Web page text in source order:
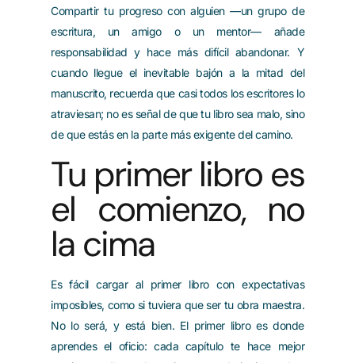
Compartir tu progreso con alguien —un grupo de
escritura, un amigo o un mentor— añade
responsabilidad y hace más difícil abandonar. Y
cuando llegue el inevitable bajón a la mitad del
manuscrito, recuerda que casi todos los escritores lo
atraviesan; no es señal de que tu libro sea malo, sino
de que estás en la parte más exigente del camino.
Tu primer libro es
el comienzo, no
la cima
Es fácil cargar al primer libro con expectativas
imposibles, como si tuviera que ser tu obra maestra.
No lo será, y está bien. El primer libro es donde
aprendes el oficio: cada capítulo te hace mejor